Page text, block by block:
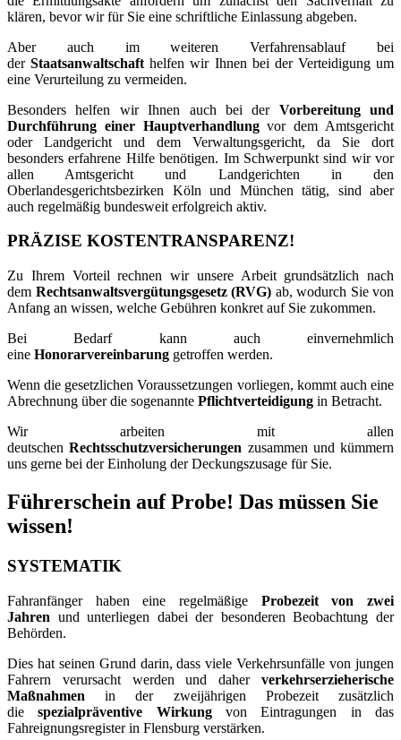
klären, bevor wir für Sie eine schriftliche Einlassung abgeben.
Aber auch im weiteren Verfahrensablauf bei
derStaatsanwaltschaft helfen wir Ihnen bei der Verteidigung um
eine Verurteilung zu vermeiden.
Besonders helfen wir Ihnen auch bei der Vorbereitung und
Durchführung einer Hauptverhandlungvor dem Amtsgericht
oder Landgericht und dem Verwaltungsgericht, da Sie dort
besonders erfahrene Hilfe benötigen. Im Schwerpunkt sind wir vor
allen Amtsgericht und Landgerichten in den
Oberlandesgerichtsbezirken Köln und München tätig, sind aber
auch regelmäßig bundesweit erfolgreich aktiv.
PRÄZISE KOSTENTRANSPARENZ!
Zu Ihrem Vorteil rechnen wir unsere Arbeit grundsätzlich nach
dem Rechtsanwaltsvergütungsgesetz (RVG) ab, wodurch Sie von
Anfang an wissen, welche Gebühren konkret auf Sie zukommen.
Bei Bedarf kann auch einvernehmlich
eine Honorarvereinbarung getroffen werden.
Wenn die gesetzlichen Voraussetzungen vorliegen, kommt auch eine
Abrechnung über die sogenannte Pflichtverteidigung in Betracht.
Wir arbeiten mit allen
deutschenRechtsschutzversicherungen zusammen und kümmern
uns gerne bei der Einholung der Deckungszusage für Sie.
Führerschein auf Probe! Das müssen Sie
wissen!
SYSTEMATIK
Fahranfänger haben eine regelmäßige Probezeit von zwei
Jahren und unterliegen dabei der besonderen Beobachtung der
Behörden.
Dies hat seinen Grund darin, dass viele Verkehrsunfälle von jungen
Fahrern verursacht werden und daher verkehrserzieherische
Maßnahmen in der zweijährigen Probezeit zusätzlich
diespezialpräventive Wirkungvon Eintragungen in das
Fahreignungsregister in Flensburg verstärken.